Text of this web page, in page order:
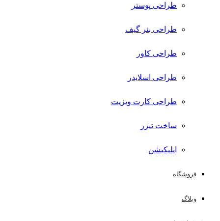
طراحی پوستر
طراحی بنر گیف
طراحی کاور
طراحی اسلایدر
طراحی کارت ویزیت
ساخت تیزر
اپلیکیشن
فروشگاه
وبلاگ